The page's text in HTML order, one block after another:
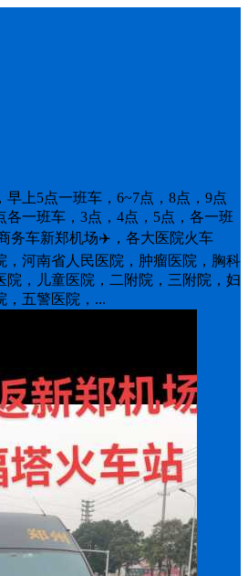
上5点一班车，6~7点，8点，9点
各一班车，3点，4点，5点，各一班
务车新郑机场✈️，各大医院火车
，河南省人民医院，肿瘤医院，胸科
院，儿童医院，二附院，三附院，妇
，五警医院，...